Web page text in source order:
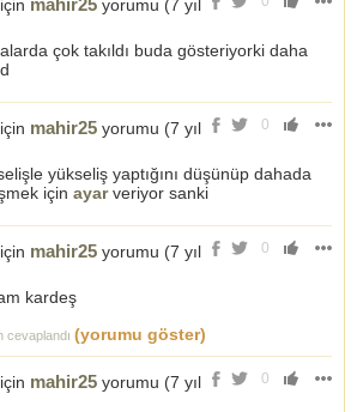
için mahir25 yorumu (7 yıl
çok takıldı buda gösteriyorki daha
0
için mahir25 yorumu (7 yıl
yükseliş yaptığını düşünüp dahada
için ayarveriyor sanki
0
için mahir25 yorumu (7 yıl
kardeş
cevaplandı (yorumu göster)
0
için mahir25 yorumu (7 yıl